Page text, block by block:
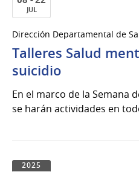
JUL
al
22
de
del
2025
Dirección Departamental de
Talleres Salud
suicidio
En el marco de la Semana
se harán actividades en
2025